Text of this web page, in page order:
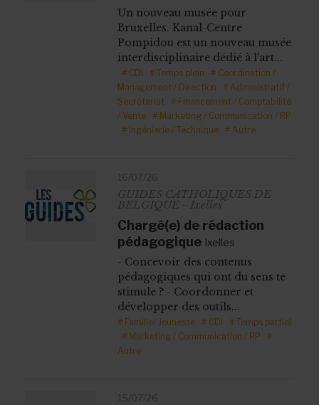
Un nouveau musée pour
Bruxelles. Kanal-Centre
Pompidou est un nouveau musée
interdisciplinaire dédié à l'art...
# CDI # Temps plein
# Coordination /
Management / Direction
# Administratif /
Secrétariat # Financement / Comptabilité
/ Vente # Marketing / Communication / RP
# Ingénierie / Technique # Autre
16/07/26
GUIDES CATHOLIQUES DE
BELGIQUE - Ixelles
Chargé(e) de rédaction
pédagogique Ixelles
- Concevoir des contenus
pédagogiques qui ont du sens te
stimule ? - Coordonner et
développer des outils...
# Famille/ Jeunesse # CDI
# Temps partiel
# Marketing / Communication / RP
#
Autre
15/07/26